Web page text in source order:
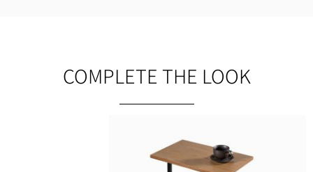
COMPLETE THE LOOK